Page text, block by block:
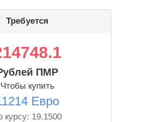
Требуется
ПМР
Чтобы купить
Евро
курсу: 19.1500